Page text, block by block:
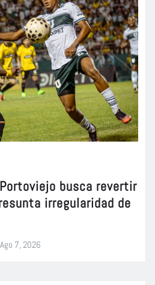
busca revertir
irregularidad de
Ago 7, 2026